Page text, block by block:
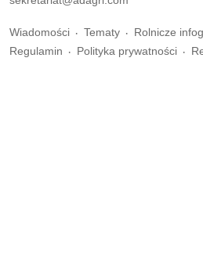
Wiadomości Tematy Rolnicze
Regulamin
Polityka prywatności